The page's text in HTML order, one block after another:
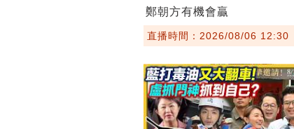
鄭朝方有機會贏
直播時間：2026/08/06 12:30